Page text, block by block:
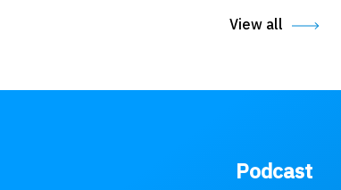
View all
Podcast